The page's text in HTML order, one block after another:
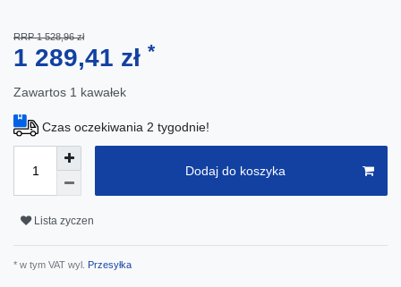
RRP 1 528,96 zł
1 289,41 zł *
Zawartos 1 kawałek
Czas oczekiwania 2 tygodnie!
Dodaj do koszyka
Lista zyczen
* w tym VAT wyl. Przesyłka